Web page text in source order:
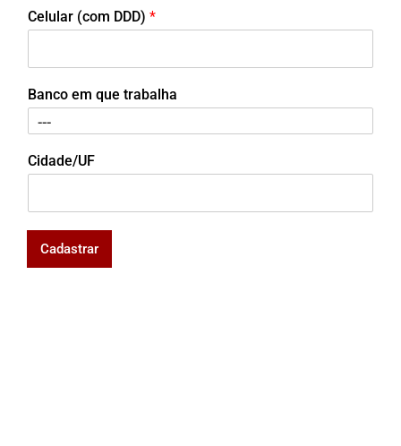
Celular (com DDD) *
Banco em que trabalha
Cidade/UF
Cadastrar